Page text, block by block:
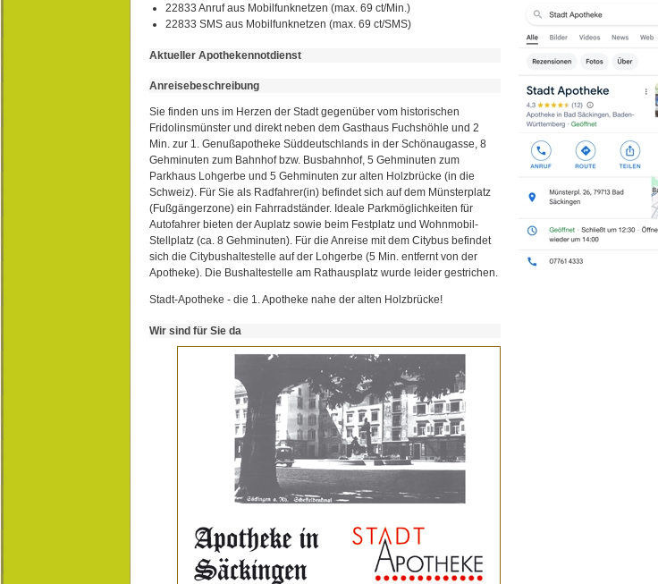
22833 Anruf aus Mobilfunknetzen (max. 69 ct/Min.)
22833 SMS aus Mobilfunknetzen (max. 69 ct/SMS)
Aktueller Apothekennotdienst
Anreisebeschreibung
Sie finden uns im Herzen der Stadt gegenüber vom historischen
Fridolinsmünster und direkt neben dem Gasthaus Fuchshöhle und 2
Min. zur 1. Genußapotheke Süddeutschlands in der Schönaugasse, 8
Gehminuten zum Bahnhof bzw. Busbahnhof, 5 Gehminuten zum
Parkhaus Lohgerbe und 5 Gehminuten zur alten Holzbrücke (in die
Schweiz). Für Sie als Radfahrer(in) befindet sich auf dem Münsterplatz
(Fußgängerzone) ein Fahrradständer. Ideale Parkmöglichkeiten für
Autofahrer bieten der Auplatz sowie beim Festplatz und Wohnmobil-
Stellplatz (ca. 8 Gehminuten). Für die Anreise mit dem Citybus befindet
sich die Citybushaltestelle auf der Lohgerbe (5 Min. entfernt von der
Apotheke). Die Bushaltestelle am Rathausplatz wurde leider gestrichen.
Stadt-Apotheke - die 1. Apotheke nahe der alten Holzbrücke!
Wir sind für Sie da